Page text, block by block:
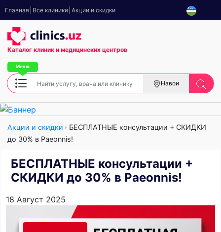
Главная Все клиники Акции и скидки
Каталог клиник и медицинских центров
Навои
Акции и скидки
БЕСПЛАТНЫЕ консультации + СКИДКИ
до 30% в Paeonnis!
БЕСПЛАТНЫЕ консультации +
СКИДКИ до 30% в Paeonnis!
18 Август 2025